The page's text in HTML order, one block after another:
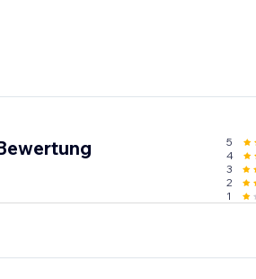
5
4
3
2
1